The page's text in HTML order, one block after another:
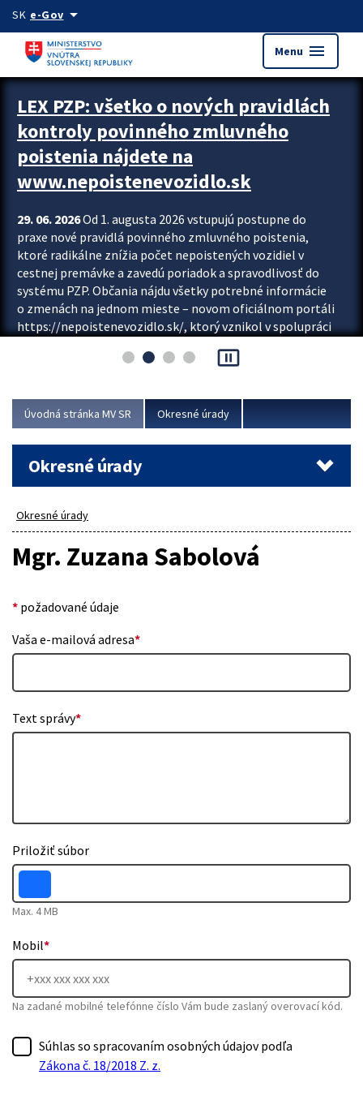
Preskocit na hlavný obsah
SK e-Govarrow_drop_down
Menu menu
Zastavit automatický posun upútavok
LEX PZP: všetko o nových pravidlách
kontroly povinného zmluvného
poistenia nájdete na
www.nepoistenevozidlo.sk
29. 06. 2026Od 1. augusta 2026 vstupujú postupne do
praxe nové pravidlá povinného zmluvného poistenia,
ktoré radikálne znížia počet nepoistených vozidiel v
cestnej premávke a zavedú poriadok a spravodlivosť do
systému PZP. Občania nájdu všetky potrebné informácie
o zmenách na jednom mieste – novom oficiálnom portáli
https://nepoistenevozidlo.sk/, ktorý vznikol v spolupráci
asociácie poisťovní (SLASPO) a Ministerstva vnútra SR.
Viac
pause_presentation
Úvodná stránka MV SR Okresné úrady
Okresné úrady
Okresné úrady
Mgr. Zuzana Sabolová
* požadované údaje
Vaša e-mailová adresa*
Text správy*
Priložiť súbor
Max. 4 MB
Mobil*
Na zadané mobilné telefónne číslo Vám bude zaslaný overovací kód.
Súhlas so spracovaním osobných údajov podľa
Zákona č. 18/2018 Z. z.